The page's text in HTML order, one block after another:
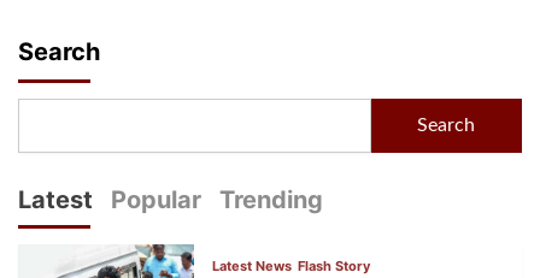
Search
Search
Latest Popular Trending
Latest News Flash Story